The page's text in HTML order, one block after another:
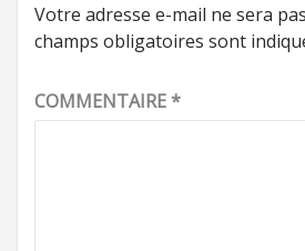
Votre adresse e-mail ne sera
champs obligatoires sont
COMMENTAIRE*